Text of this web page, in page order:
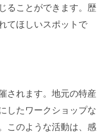
ることができます。歴
てほしいスポットで
されます。地元の特産
したワークショップな
このような活動は、感